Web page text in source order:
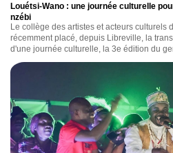
Louétsi-Wano : une journée culturelle
nzébi
Le collège des artistes et acteurs culturels
récemment placé, depuis Libreville, la
d'une journée culturelle, la 3e édition du
patrimoine nzebi.